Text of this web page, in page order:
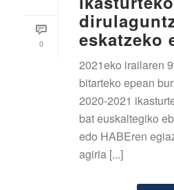
0 eskatzeko
2021eko irailaren
bitarteko epean
2020-2021
bat euskaltegiko
edo HABEren
agiria [...]